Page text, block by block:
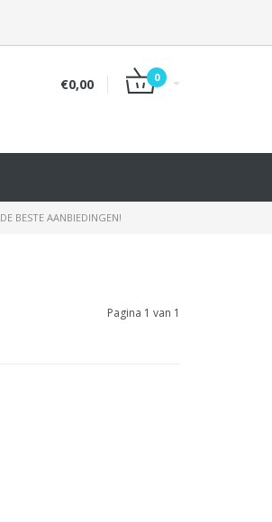
€0,00 0
DE BESTE AANBIEDINGEN!
Pagina 1 van 1